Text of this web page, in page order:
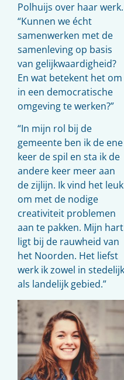
Polhuijs over haar werk.
“Kunnen we écht
samenwerken met de
samenleving op basis
van gelijkwaardigheid?
En wat betekent het om
in een democratische
omgeving te werken?”
“In mijn rol bij de
gemeente ben ik de ene
keer de spil en sta ik de
andere keer meer aan
de zijlijn. Ik vind het leuk
om met de nodige
creativiteit problemen
aan te pakken. Mijn hart
ligt bij de rauwheid van
het Noorden. Het liefst
werk ik zowel in stedelijk
als landelijk gebied.”